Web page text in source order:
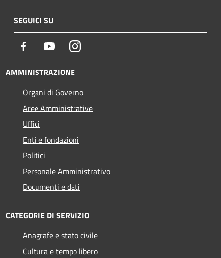
SEGUICI SU
Facebook YoutubeInstagram
AMMINISTRAZIONE
Organi di Governo
Aree Amministrative
Uffici
Enti e fondazioni
Politici
Personale Amministrativo
Documenti e dati
CATEGORIE DI SERVIZIO
Anagrafe e stato civile
Cultura e tempo libero